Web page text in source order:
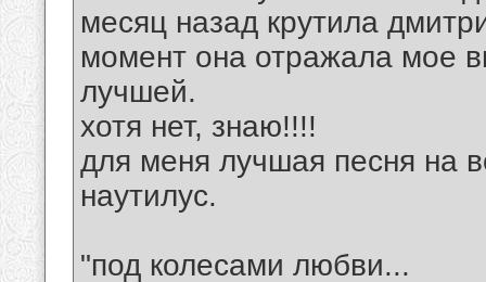
месяц назад крутила
момент она отражала мое
лучшей.
хотя нет, знаю!!!!
для меня лучшая песня на
наутилус.
"под колесами любви...